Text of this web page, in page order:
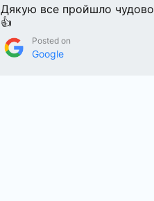
Дякую все пройшло чудово
👍
Posted on
Google